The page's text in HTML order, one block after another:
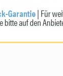
Garantie| Für
bitte auf den